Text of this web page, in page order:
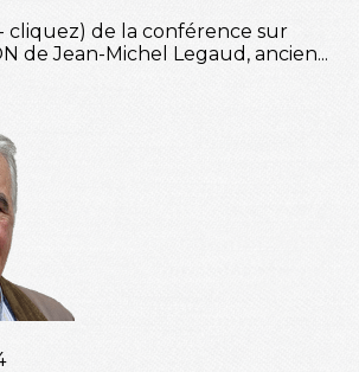
cliquez) de la conférence sur
de Jean-Michel Legaud, ancien...